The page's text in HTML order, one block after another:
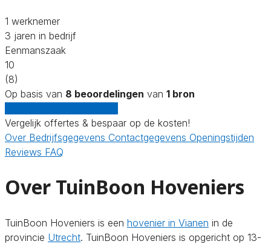
1 werknemer
3 jaren in bedrijf
Eenmanszaak
10
(8)
Op basis van 8 beoordelingen van 1 bron
Vergelijk offertes & bespaar op de kosten!
Over Bedrijfsgegevens Contactgegevens Openingstijden
Reviews FAQ
Over TuinBoon Hoveniers
TuinBoon Hoveniers is een hovenier in Vianen in de
provincie Utrecht. TuinBoon Hoveniers is opgericht op 13-